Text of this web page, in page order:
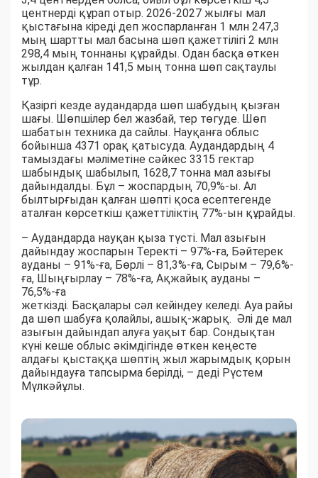
центнерді құрап отыр. 2026-2027 жылғы мал
қыстағына кіреді деп жоспарланған 1 млн 247,3
мың шартты мал басына шөп қажеттілігі 2 млн
298,4 мың тоннаны құрайды. Одан басқа өткен
жылдан қалған 141,5 мың тонна шөп сақтаулы
тұр.
Қазіргі кезде аудандарда шөп шабудың қызған
шағы. Шөпшілер бел жазбай, тер төгуде. Шөп
шабатын техника да сайлы. Науқанға облыс
бойынша 4371 орақ қатысуда. Аудандардың 4
тамыздағы мәліметіне сәйкес 3315 гектар
шабындық шабылып, 1628,7 тонна мал азығы
дайындалды. Бұл – жоспардың 70,9%-ы. Ал
былтырғыдан қалған шөпті қоса есептегенде
аталған көрсеткіш қажеттіліктің 77%-ын құрайды.
– Аудандарда науқан қыза түсті. Мал азығын
дайындау жоспарын Теректі – 97%-ға, Бәйтерек
ауданы – 91%-ға, Бөрлі – 81,3%-ға, Сырым – 79,6%-
ға, Шыңғырлау – 78%-ға, Ақжайық ауданы –
76,5%-ға
жеткізді. Басқалары сәл кейіндеу келеді. Ауа райы
да шөп шабуға қолайлы, ашық-жарық. Әлі де мал
азығын дайындап алуға уақыт бар. Сондықтан
күні кеше облыс әкімдігінде өткен кеңесте
алдағы қыстаққа шөптің жыл жарымдық қорын
дайындауға тапсырма берілді, – деді Рүстем
Мүлкәйұлы.